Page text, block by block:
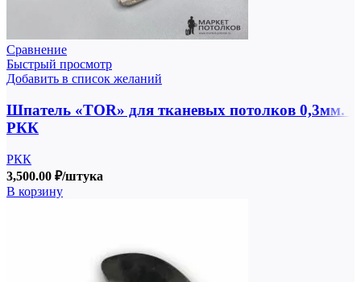
Сравнение
Быстрый просмотр
Добавить в список желаний
Шпатель «TOR» для тканевых потолков 0,3мм. |
РКК
РКК
3,500.00 ₽/штука
В корзину